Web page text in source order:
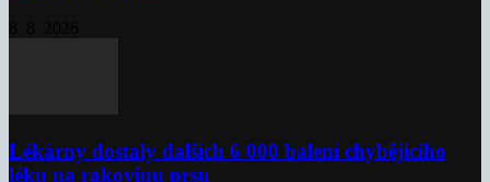
Lékárny dostaly dalších 6 000 balení chybějícího
léku na rakovinu prsu